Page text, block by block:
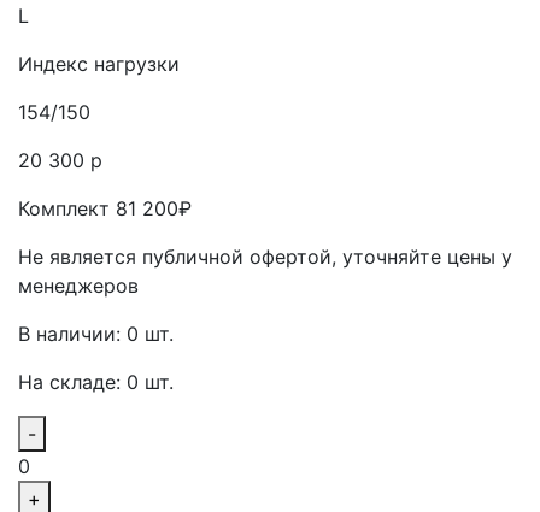
L
Индекс нагрузки
154/150
20 300 р
Комплект 81 200₽
Не является публичной офертой, уточняйте цены у
менеджеров
В наличии: 0 шт.
На складе: 0 шт.
-
0
+